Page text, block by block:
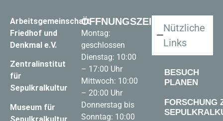
Arbeitsgemeinschaft
Friedhof und
Denkmal e.V.
Zentralinstitut
für
Sepulkralkultur
Museum für
ÖFFNUNGSZEITEN
Montag:
geschlossen
Dienstag: 10:00
– 17:00 Uhr
Mittwoch: 10:00
– 20:00 Uhr
Donnerstag bis
Sonntag: 10:00
Nützliche
Links
BESUCH
PLANEN
FORSCHUNG